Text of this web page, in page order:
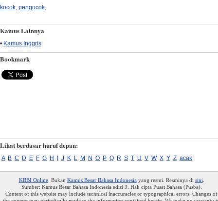
kocok, pengocok,
Kamus Lainnya
• Kamus Inggris
Bookmark
Lihat berdasar huruf depan:
A B C D E F G H I J K L M N O P Q R S T U V W X Y Z acak
KBBI Online. Bukan Kamus Besar Bahasa Indonesiayang resmi. Resminya di sini
Sumber: Kamus Besar Bahasa Indonesia edisi 3. Hak cipta Pusat Bahasa (Pusba).
Content of this website may include technical inaccuracies or typographical errors. Changes of